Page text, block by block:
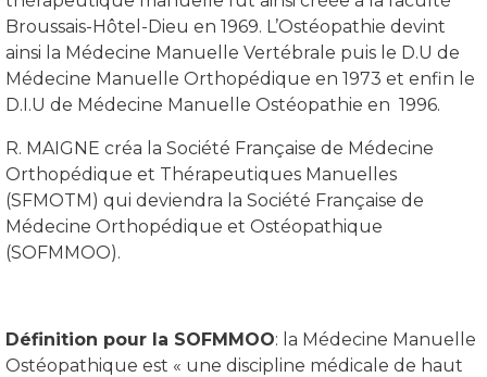
Broussais-Hôtel-Dieu en 1969. L’Ostéopathie devint
ainsi la Médecine Manuelle Vertébrale puis le D.U de
Médecine Manuelle Orthopédique en 1973 et enfin le
D.I.U de Médecine Manuelle Ostéopathie en 1996.
R. MAIGNE créa la Société Française de Médecine
Orthopédique et Thérapeutiques Manuelles
(SFMOTM) qui deviendra la Société Française de
Médecine Orthopédique et Ostéopathique
(SOFMMOO).
Définition pour la SOFMMOO: la Médecine Manuelle
Ostéopathique est « une discipline médicale de haut